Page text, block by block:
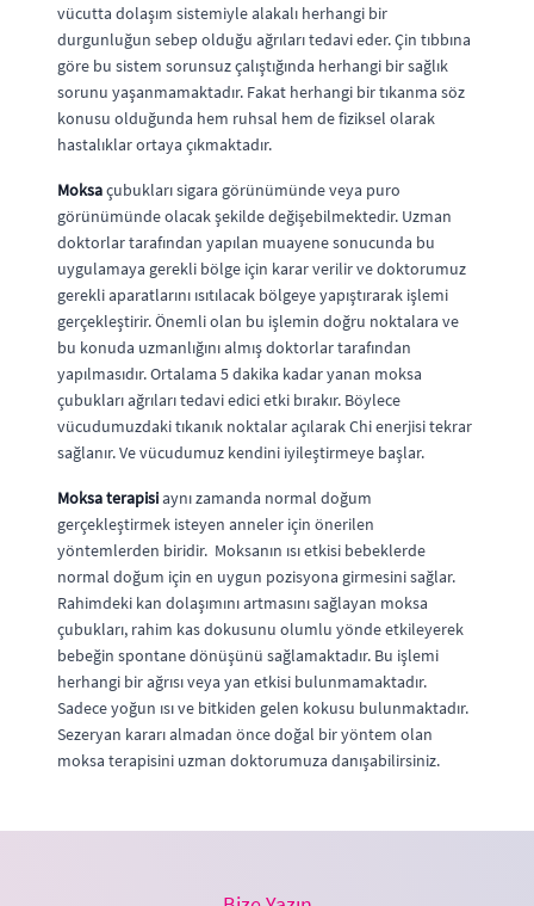
vücutta dolaşım sistemiyle alakalı herhangi bir
durgunluğun sebep olduğu ağrıları tedavi eder. Çin tıbbına
göre bu sistem sorunsuz çalıştığında herhangi bir sağlık
sorunu yaşanmamaktadır. Fakat herhangi bir tıkanma söz
konusu olduğunda hem ruhsal hem de fiziksel olarak
hastalıklar ortaya çıkmaktadır.
Moksaçubukları sigara görünümünde veya puro
görünümünde olacak şekilde değişebilmektedir. Uzman
doktorlar tarafından yapılan muayene sonucunda bu
uygulamaya gerekli bölge için karar verilir ve doktorumuz
gerekli aparatlarını ısıtılacak bölgeye yapıştırarak işlemi
gerçekleştirir. Önemli olan bu işlemin doğru noktalara ve
bu konuda uzmanlığını almış doktorlar tarafından
yapılmasıdır. Ortalama 5 dakika kadar yanan moksa
çubukları ağrıları tedavi edici etki bırakır. Böylece
vücudumuzdaki tıkanık noktalar açılarak Chi enerjisi tekrar
sağlanır. Ve vücudumuz kendini iyileştirmeye başlar.
Moksa terapisiaynı zamanda normal doğum
gerçekleştirmek isteyen anneler için önerilen
yöntemlerden biridir. Moksanın ısı etkisi bebeklerde
normal doğum için en uygun pozisyona girmesini sağlar.
Rahimdeki kan dolaşımını artmasını sağlayan moksa
çubukları, rahim kas dokusunu olumlu yönde etkileyerek
bebeğin spontane dönüşünü sağlamaktadır. Bu işlemi
herhangi bir ağrısı veya yan etkisi bulunmamaktadır.
Sadece yoğun ısı ve bitkiden gelen kokusu bulunmaktadır.
Sezeryan kararı almadan önce doğal bir yöntem olan
moksa terapisini uzman doktorumuza danışabilirsiniz.